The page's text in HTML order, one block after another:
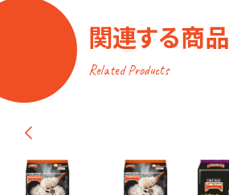
関連する商品
Related Products